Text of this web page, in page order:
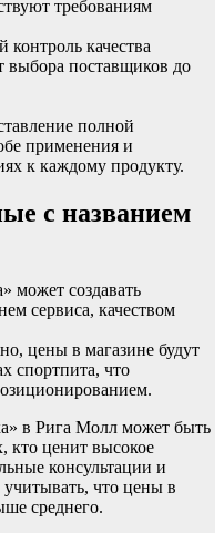
требованиям
контроль качества
выбора поставщиков до
полной
применения и
к каждому продукту.
с названием
может создавать
сервиса, качеством
цены в магазине будут
спортпита, что
в Рига Молл может быть
кто ценит высокое
консультации и
что цены в
среднего.